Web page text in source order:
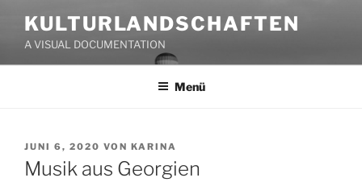
Inhalt
springen
KULTURLANDSCHAFTEN
A VISUAL DOCUMENTATION
Menü
VERÖFFENTLICHT
AM
JUNI 6, 2020 VON KARINA
Musik aus Georgien